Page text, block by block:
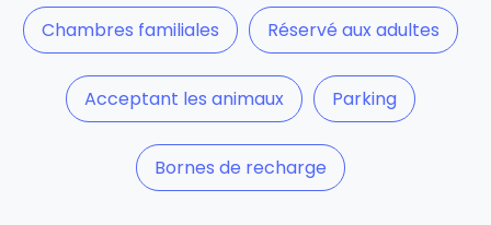
Chambres familiales Réservé aux adultes
Acceptant les animaux Parking
Bornes de recharge